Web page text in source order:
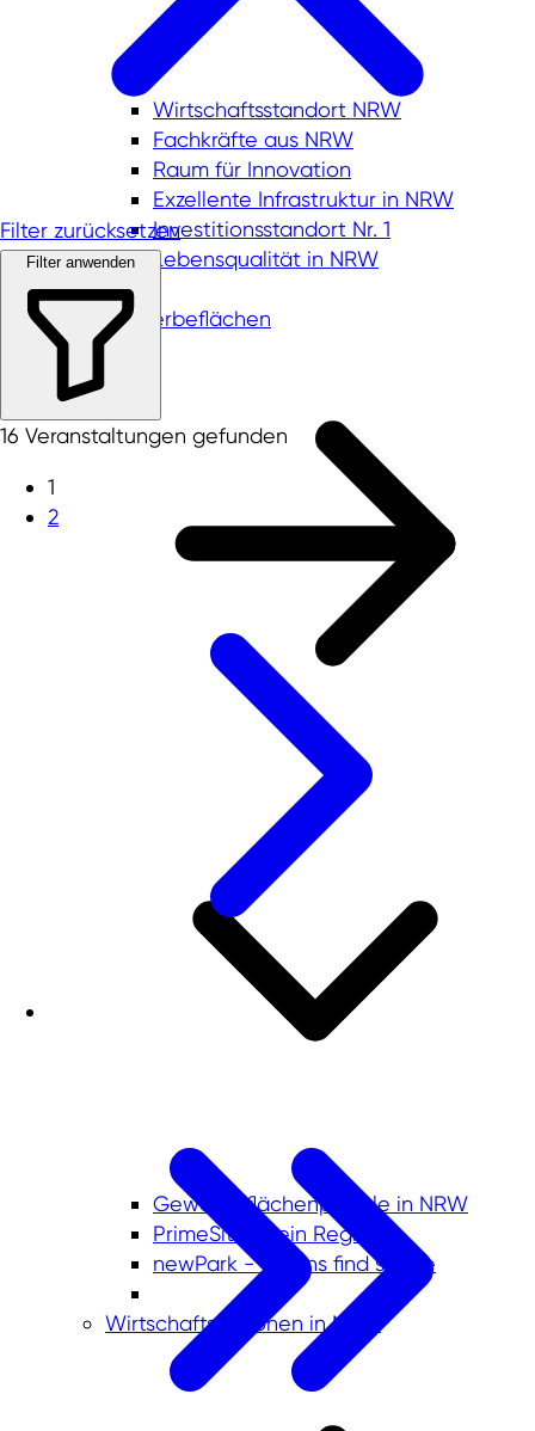
Wirtschaftsstandort NRW
Fachkräfte aus NRW
Raum für Innovation
Exzellente Infrastruktur in NRW
Investitionsstandort Nr. 1
Lebensqualität in NRW
Gewerbeflächen
Gewerbeflächenportale in NRW
PrimeSite Rhein Region
newPark - Visions find space
Wirtschaftsregionen in NRW
Filter zurücksetzen
Filter anwenden
16 Veranstaltungen gefunden
1
2